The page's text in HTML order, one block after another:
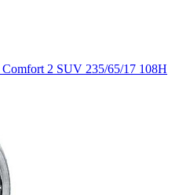
2 SUV 235/65/17 108H